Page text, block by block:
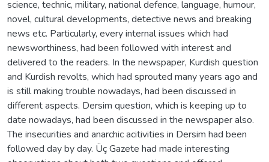
science, technic, military, national defence, language, humour,
novel, cultural developments, detective news and breaking
news etc. Particularly, every internal issues which had
newsworthiness, had been followed with interest and
delivered to the readers. In the newspaper, Kurdish question
and Kurdish revolts, which had sprouted many years ago and
is still making trouble nowadays, had been discussed in
different aspects. Dersim question, which is keeping up to
date nowadays, had been discussed in the newspaper also.
The insecurities and anarchic acitivities in Dersim had been
followed day by day. Üç Gazete had made interesting